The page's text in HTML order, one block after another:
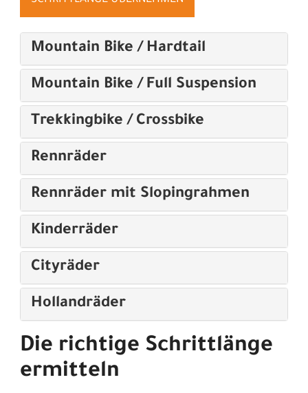
Mountain Bike / Hardtail
Mountain Bike / Full Suspension
Trekkingbike / Crossbike
Rennräder
Rennräder mit Slopingrahmen
Kinderräder
Cityräder
Hollandräder
Die richtige Schrittlänge
ermitteln